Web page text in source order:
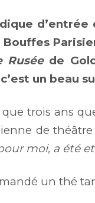
Ruséede
un beau
trois ans
de
moi, a été
un thé